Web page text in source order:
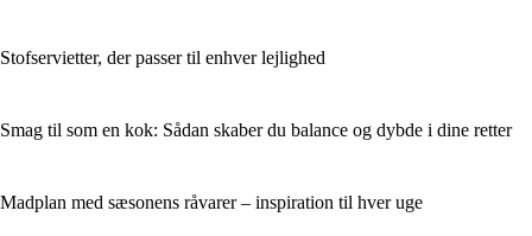
Stofservietter, der passer til enhver lejlighed
Smag til som en kok: Sådan skaber du balance og dybde i dine retter
Madplan med sæsonens råvarer – inspiration til hver uge